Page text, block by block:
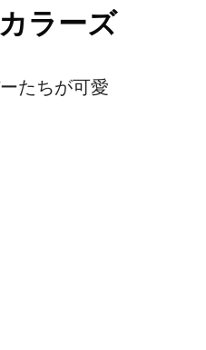
ラーズ
たちが可愛